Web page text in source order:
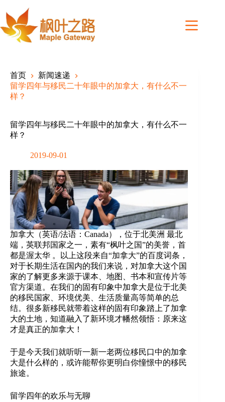
content
首页
新闻速递
留学四年与移民二十年眼中的加拿大，有什么不一
样？
留学四年与移民二十年眼中的加拿大，有什么不一
样？
2019-09-01
加拿大（英语/法语：Canada），位于北美洲 最北
端，英联邦国家之一，素有“枫叶之国”的美誉，首
都是渥太华 。以上这段来自“加拿大”的百度词条，
对于长期生活在国内的我们来说，对加拿大这个国
家的了解更多来源于课本、地图、书本和宣传片等
官方渠道。在我们的固有印象中加拿大是位于北美
的移民国家、环境优美、生活质量高等简单的总
结。很多新移民就带着这样的固有印象踏上了加拿
大的土地，知道融入了新环境才幡然领悟：原来这
才是真正的加拿大！
于是今天我们就听听一新一老两位移民口中的加拿
大是什么样的，或许能帮你更明白你憧憬中的移民
旅途。
留学四年的欢乐与无聊